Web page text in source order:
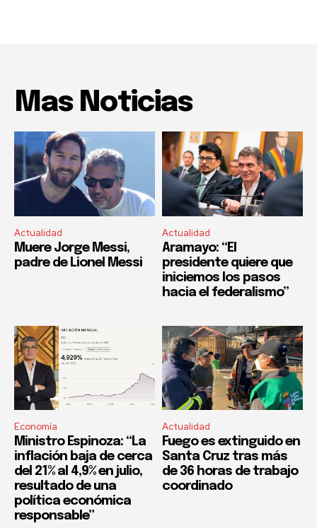
Mas Noticias
Actualidad
Muere Jorge Messi,
padre de Lionel Messi
Actualidad
Aramayo: “El
presidente quiere que
iniciemos los pasos
hacia el federalismo”
Economía
Ministro Espinoza: “La
inflación baja de cerca
del 21% al 4,9% en julio,
resultado de una
política económica
responsable”
Actualidad
Fuego es extinguido en
Santa Cruz tras más
de 36 horas de trabajo
coordinado